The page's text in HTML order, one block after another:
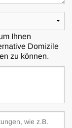
Ihnen
Domizile
zu können.